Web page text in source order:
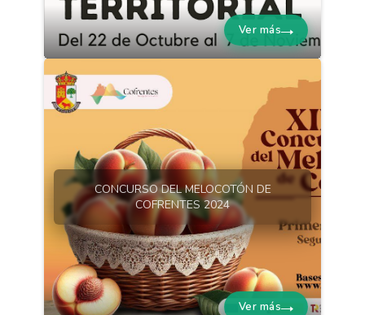
Ver más
CONCURSO DEL MELOCOTÓN DE
COFRENTES 2024
Ver más